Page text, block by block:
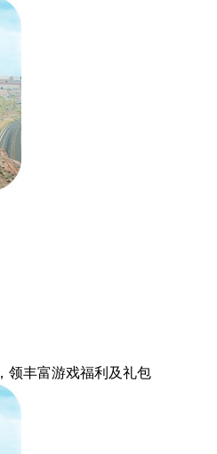
，领丰富游戏福利 及礼包